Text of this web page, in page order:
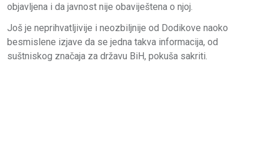
objavljena i da javnost nije obaviještena o njoj.
Još je neprihvatljivije i neozbiljnije od Dodikove naoko
besmislene izjave da se jedna takva informacija, od
suštniskog značaja za državu BiH, pokuša sakriti.